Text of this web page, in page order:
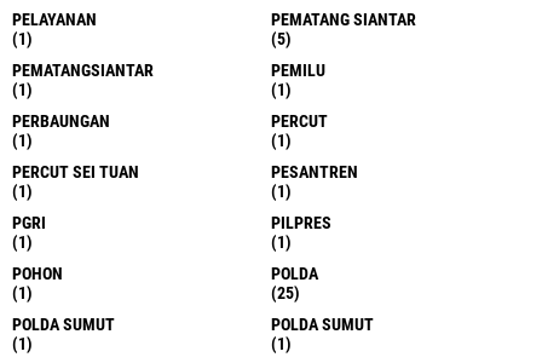
PELAYANAN
(1)
PEMATANG SIANTAR
(5)
PEMATANGSIANTAR
(1)
PEMILU
(1)
PERBAUNGAN
(1)
PERCUT
(1)
PERCUT SEI TUAN
(1)
PESANTREN
(1)
PGRI
(1)
PILPRES
(1)
POHON
(1)
POLDA
(25)
POLDA SUMUT
(1)
POLDA SUMUT
(1)